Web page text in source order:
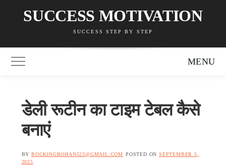
SUCCESS MOTIVATION
SUCCESS STEP BY STEP
Toggle Main Menu MENU
डेली रूटीन का टाइम टेबल कैसे
बनाएं
BY ROCKINGROHAN523@GMAIL.COM POSTED ON SEPTEMBER 5,
2025